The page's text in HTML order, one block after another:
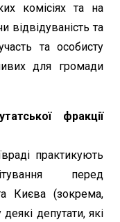
комісіях та на
відвідуваність та
та особисту
для громади
фракції
практикують
перед
Києва (зокрема,
депутати, які